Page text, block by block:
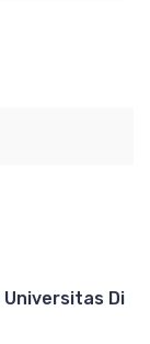
Universitas Di